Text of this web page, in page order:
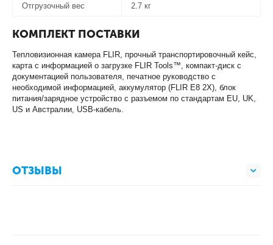
Отгрузочный вес 2.7 кг
КОМПЛЕКТ ПОСТАВКИ
Тепловизионная камера FLIR, прочный транспортировочный кейс,
карта с информацией о загрузке FLIR Tools™, компакт-диск с
документацией пользователя, печатное руководство с
необходимой информацией, аккумулятор (FLIR E8 2X), блок
питания/зарядное устройство с разъемом по стандартам EU, UK,
US и Австралии, USB-кабель.
ОТЗЫВЫ